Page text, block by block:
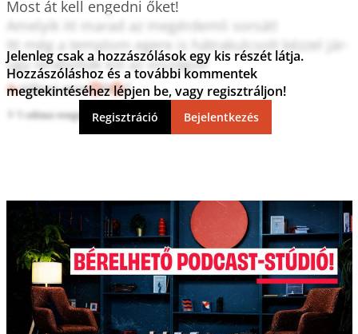
Most át kell engedni őket!
Amelyik itt marad az megérdemli sorsát!
Itt még a templom egere is hátrakulcsolt kézzel jár-
úgy lerabolták ezt az országot!
Válasz erre 0 2
1 válasz megtekintése
Jelenleg csak a hozzászólások egy kis részét látja.
Hozzászóláshoz és a további kommentek
megtekintéséhez lépjen be, vagy regisztráljon!
Regisztráció Bejelentkezés